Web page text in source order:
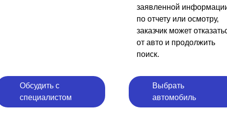
Обсудить с
специалистом
заявленной
по отчету или осмотру,
заказчик может
от авто и продолжить
поиск.
Выбрать
автомобиль